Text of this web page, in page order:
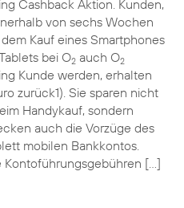
Cashback Aktion. Kunden,
von sechs Wochen
Kauf eines Smartphones
bei O2auch O2
Kunde werden, erhalten
zurück1). Sie sparen nicht
Handykauf, sondern
auch die Vorzüge des
mobilen Bankkontos.
Kontoführungsgebühren […]